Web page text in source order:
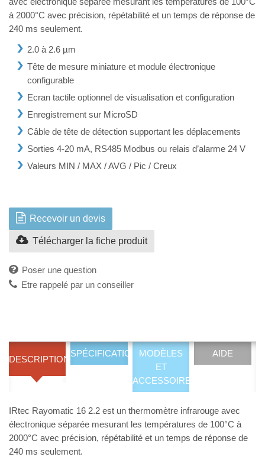
à 2000°C avec précision, répétabilité et un temps de réponse de
240 ms seulement.
2.0 à 2.6 µm
Tête de mesure miniature et module électronique
configurable
Ecran tactile optionnel de visualisation et configuration
Enregistrement sur MicroSD
Câble de tête de détection supportant les déplacements
Sorties 4-20 mA, RS485 Modbus ou relais d’alarme 24 V
Valeurs MIN / MAX / AVG / Pic / Creux
Recevoir un devis
Télécharger la fiche produit
Poser une question
Etre rappelé par un conseiller
DESCRIPTION
SPÉCIFICATIONSMODÈLES
ET
ACCESSOIRES
AIDE
IRtec Rayomatic 16 2.2 est un thermomètre infrarouge avec
électronique séparée mesurant les températures de 100°C à
2000°C avec précision, répétabilité et un temps de réponse de
240 ms seulement.